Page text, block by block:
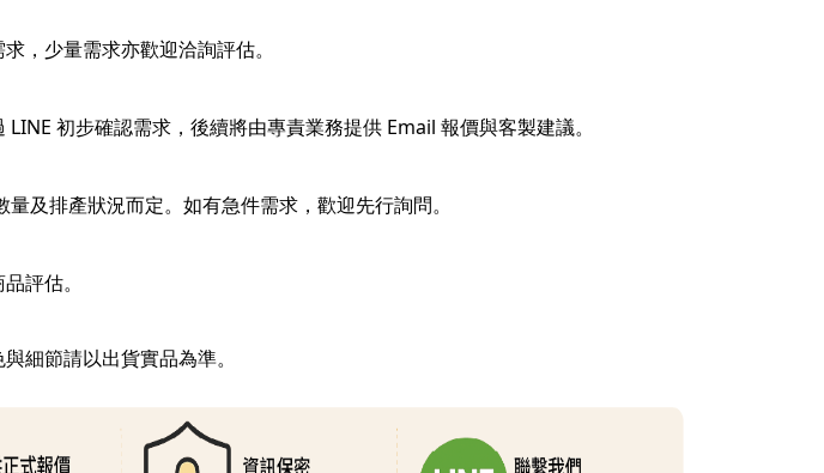
，少量需求亦歡迎洽詢評估。
初步確認需求，後續將由專責業務提供 Email 報價與客製建議。
及排產狀況而定。如有急件需求，歡迎先行詢問。
評估。
細節請以出貨實品為準。